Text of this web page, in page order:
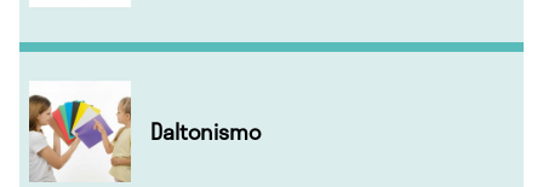
Daltonismo